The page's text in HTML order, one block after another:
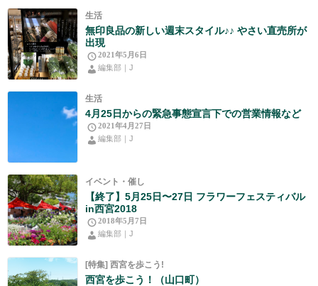
生活
無印良品の新しい週末スタイル♪♪ やさい直売所が
出現
2021年5月6日
編集部｜J
生活
4月25日からの緊急事態宣言下での営業情報など
2021年4月27日
編集部｜J
イベント・催し
【終了】5月25日〜27日 フラワーフェスティバル
in西宮2018
2018年5月7日
編集部｜J
[特集] 西宮を歩こう!
西宮を歩こう！（山口町）